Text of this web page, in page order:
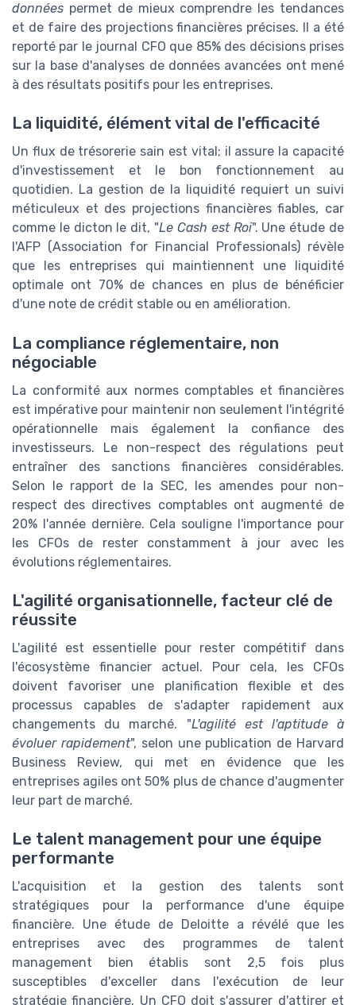
données permet de mieux comprendre les tendances
et de faire des projections financières précises. Il a été
reporté par le journal CFO que 85% des décisions prises
sur la base d'analyses de données avancées ont mené
à des résultats positifs pour les entreprises.
La liquidité, élément vital de l'efficacité
Un flux de trésorerie sain est vital; il assure la capacité
d'investissement et le bon fonctionnement au
quotidien. La gestion de la liquidité requiert un suivi
méticuleux et des projections financières fiables, car
comme le dicton le dit, "Le Cash est Roi". Une étude de
l'AFP (Association for Financial Professionals) révèle
que les entreprises qui maintiennent une liquidité
optimale ont 70% de chances en plus de bénéficier
d'une note de crédit stable ou en amélioration.
La compliance réglementaire, non
négociable
La conformité aux normes comptables et financières
est impérative pour maintenir non seulement l'intégrité
opérationnelle mais également la confiance des
investisseurs. Le non-respect des régulations peut
entraîner des sanctions financières considérables.
Selon le rapport de la SEC, les amendes pour non-
respect des directives comptables ont augmenté de
20% l'année dernière. Cela souligne l'importance pour
les CFOs de rester constamment à jour avec les
évolutions réglementaires.
L'agilité organisationnelle, facteur clé de
réussite
L'agilité est essentielle pour rester compétitif dans
l'écosystème financier actuel. Pour cela, les CFOs
doivent favoriser une planification flexible et des
processus capables de s'adapter rapidement aux
changements du marché. "L'agilité est l'aptitude à
évoluer rapidement", selon une publication de Harvard
Business Review, qui met en évidence que les
entreprises agiles ont 50% plus de chance d'augmenter
leur part de marché.
Le talent management pour une équipe
performante
L'acquisition et la gestion des talents sont
stratégiques pour la performance d'une équipe
financière. Une étude de Deloitte a révélé que les
entreprises avec des programmes de talent
management bien établis sont 2,5 fois plus
susceptibles d'exceller dans l'exécution de leur
stratégie financière. Un CFO doit s'assurer d'attirer et